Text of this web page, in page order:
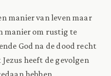
manier van leven maar
manier om rustig te
God na de dood recht
heeft de gevolgen
hebben